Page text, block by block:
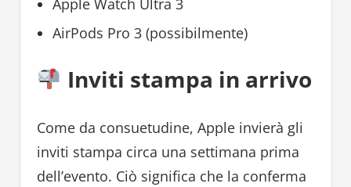
Apple Watch Ultra 3
AirPods Pro 3 (possibilmente)
Inviti stampa in arrivo
Come da consuetudine, Apple invierà gli
inviti stampa circa una settimana prima
dell’evento. Ciò significa che la conferma